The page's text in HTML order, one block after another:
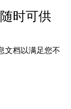
时可供
文档以满足您不